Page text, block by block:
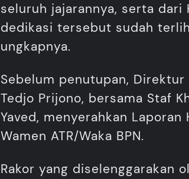
seluruh jajarannya, serta dari
dedikasi tersebut sudah
ungkapnya.
Sebelum penutupan, Direktur
Tedjo Prijono, bersama Staf
Yaved, menyerahkan
Wamen ATR/Waka BPN.
Rakor yang diselenggarakan